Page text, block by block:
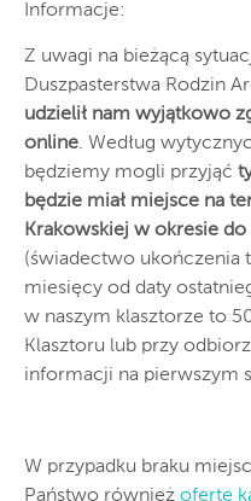
Informacje:
Z uwagi na bieżącą
Duszpasterstwa Rodzin
udzielił nam wyjątkowo
online. Według
będziemy mogli przyjąć
będzie miał miejsce na
Krakowskiej w okresie
(świadectwo ukończenia
miesięcy od daty
w naszym klasztorze to
Klasztoru lub przy
informacji na pierwszym
W przypadku braku
Państwo również ofertę